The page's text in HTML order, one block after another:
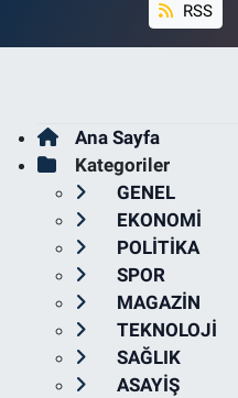
RSS
Ana Sayfa
Kategoriler
GENEL
EKONOMİ
POLİTİKA
SPOR
MAGAZİN
TEKNOLOJİ
SAĞLIK
ASAYİŞ